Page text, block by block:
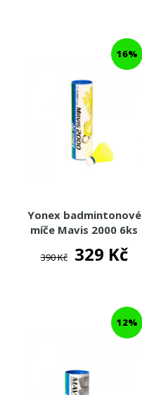
16%
Yonex badmintonové
míče Mavis 2000 6ks
390 Kč 329 Kč
12%